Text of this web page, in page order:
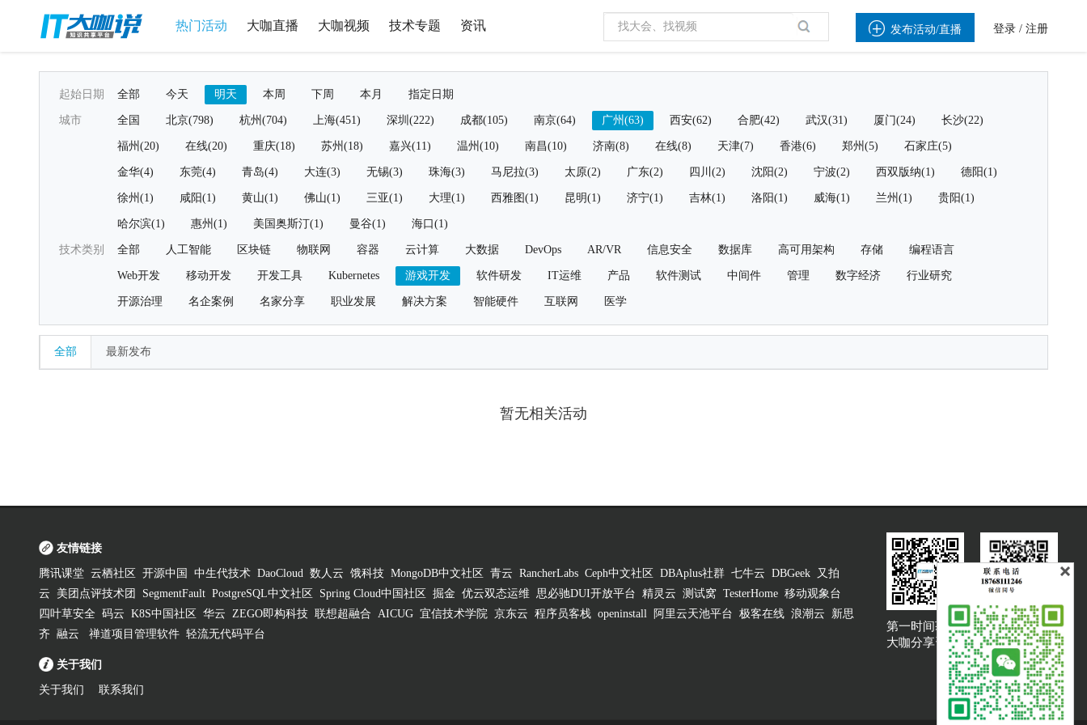
热门活动 大咖直播 大咖视频 技术专题 资讯  发布活动/直播 登录 / 注册
起始日期 全部 今天 明天 本周 下周 本月 指定日期
城市 全国 北京(798) 杭州(704) 上海(451) 深圳(222) 成都(105) 南京(64) 广州(63) 西安(62) 合肥(42) 武汉(31) 厦门(24) 长沙(22)
福州(20) 在线(20) 重庆(18) 苏州(18) 嘉兴(11) 温州(10) 南昌(10) 济南(8) 在线(8) 天津(7) 香港(6) 郑州(5) 石家庄(5)
金华(4) 东莞(4) 青岛(4) 大连(3) 无锡(3) 珠海(3) 马尼拉(3) 太原(2) 广东(2) 四川(2) 沈阳(2) 宁波(2) 西双版纳(1) 德阳(1)
徐州(1) 咸阳(1) 黄山(1) 佛山(1) 三亚(1) 大理(1) 西雅图(1) 昆明(1) 济宁(1) 吉林(1) 洛阳(1) 威海(1) 兰州(1) 贵阳(1)
哈尔滨(1) 惠州(1) 美国奥斯汀(1) 曼谷(1) 海口(1)
技术类别 全部 人工智能 区块链 物联网 容器 云计算 大数据 DevOps AR/VR 信息安全 数据库 高可用架构 存储 编程语言
Web开发 移动开发 开发工具 Kubernetes 游戏开发 软件研发 IT运维 产品 软件测试 中间件 管理 数字经济 行业研究
开源治理 名企案例 名家分享 职业发展 解决方案 智能硬件 互联网 医学
全部 最新发布
暂无相关活动
友情链接
腾讯课堂 云栖社区 开源中国 中生代技术 DaoCloud 数人云 饿科技 MongoDB中文社区 青云 RancherLabs Ceph中文社区 DBAplus社群 七牛云 DBGeek
又拍
云
美团点评技术团 SegmentFault PostgreSQL中文社区 Spring Cloud中国社区 掘金 优云双态运维 思必驰DUI开放平台 精灵云 测试窝 TesterHome 移动观象台
四叶草安全 码云 K8S中国社区 华云 ZEGO即构科技 联想超融合 AICUG 宜信技术学院 京东云 程序员客栈 openinstall 阿里云天池平台 极客在线 浪潮云
新思
齐 融云 禅道项目管理软件 轻流无代码平台
关于我们
关于我们 联系我们
第一时间获取
大咖分享资讯
大咖说吐槽客服